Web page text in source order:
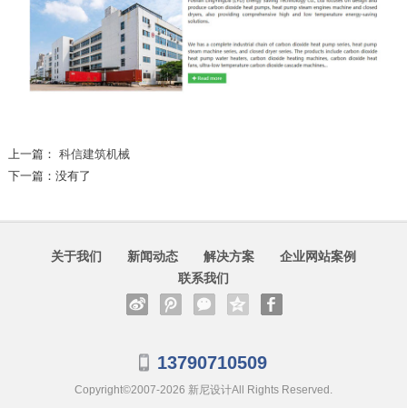
上一篇： 科信建筑机械
下一篇：没有了
关于我们 新闻动态 解决方案
企业网站案例
联系我们
13790710509
Copyright©2007-2026 新尼设计All Rights Reserved.